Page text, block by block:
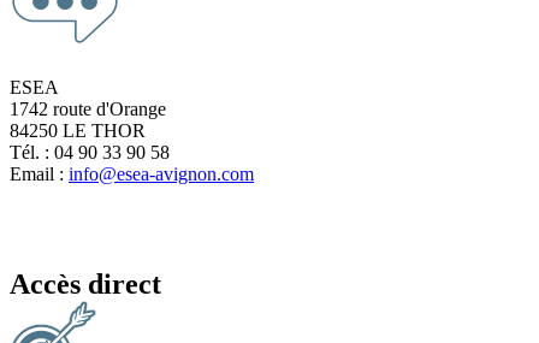
ESEA
1742 route d'Orange
84250 LE THOR
Tél. : 04 90 33 90 58
Email : info@esea-avignon.com
Accès direct